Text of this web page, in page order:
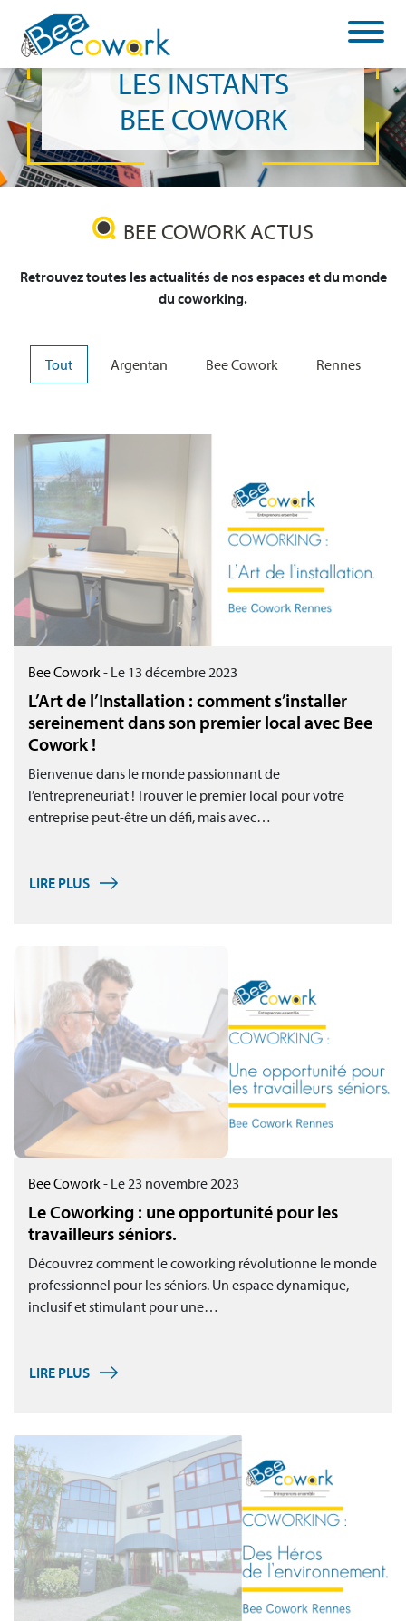
LES INSTANTS
BEE COWORK
BEE COWORK ACTUS
Retrouvez toutes les actualités de nos espaces et du monde
du coworking.
Tout Argentan Bee Cowork Rennes
Bee Cowork- Le 13 décembre 2023
L’Art de l’Installation : comment s’installer
sereinement dans son premier local avec Bee
Cowork !
Bienvenue dans le monde passionnant de
l’entrepreneuriat ! Trouver le premier local pour votre
entreprise peut-être un défi, mais avec…
LIRE PLUS
Bee Cowork- Le 23 novembre 2023
Le Coworking : une opportunité pour les
travailleurs séniors.
Découvrez comment le coworking révolutionne le monde
professionnel pour les séniors. Un espace dynamique,
inclusif et stimulant pour une…
LIRE PLUS
Cookies management panel